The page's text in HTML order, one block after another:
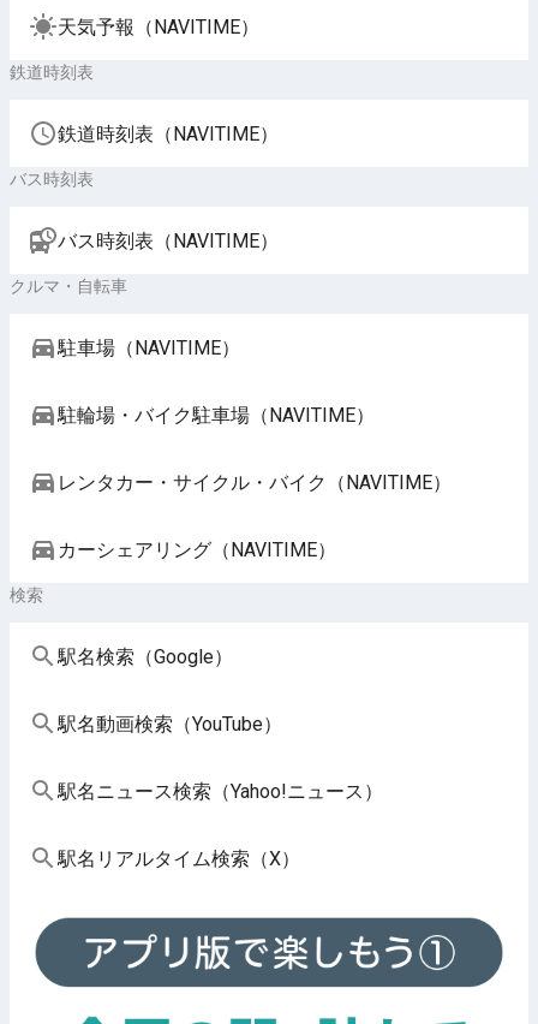
天気予報（NAVITIME）
鉄道時刻表
鉄道時刻表（NAVITIME）
バス時刻表
バス時刻表（NAVITIME）
クルマ・自転車
駐車場（NAVITIME）
駐輪場・バイク駐車場（NAVITIME）
レンタカー・サイクル・バイク（NAVITIME）
カーシェアリング（NAVITIME）
検索
駅名検索（Google）
駅名動画検索（YouTube）
駅名ニュース検索（Yahoo!ニュース）
駅名リアルタイム検索（X）